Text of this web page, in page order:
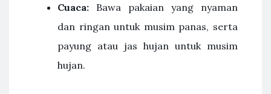
Cuaca: Bawa pakaian yang nyaman
dan ringan untuk musim panas, serta
payung atau jas hujan untuk musim
hujan.